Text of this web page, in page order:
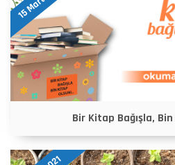
Bir Kitap Bağışla,